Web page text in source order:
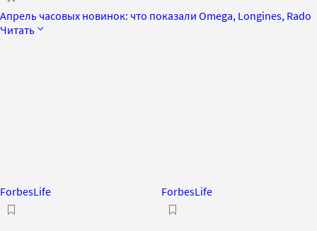
Апрель часовых новинок: что показали Omega, Longines, Rado
Читать
ForbesLife ForbesLife